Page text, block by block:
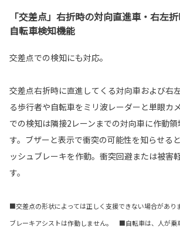
「交差点」右折時の対向直進車・右左
自転車検知機能
交差点での検知にも対応。
交差点右折時に直進してくる対向車および右
る歩行者や自転車をミリ波レーダーと単眼カ
での検知は隣接2レーンまでの対向車に作動
す。ブザーと表示で衝突の可能性を知らせる
ッシュブレーキを作動。衝突回避または被害
す。
■交差点の形状によっては正しく支援できない場合があ
ブレーキアシストは作動しません。 ■自転車は、人が乗